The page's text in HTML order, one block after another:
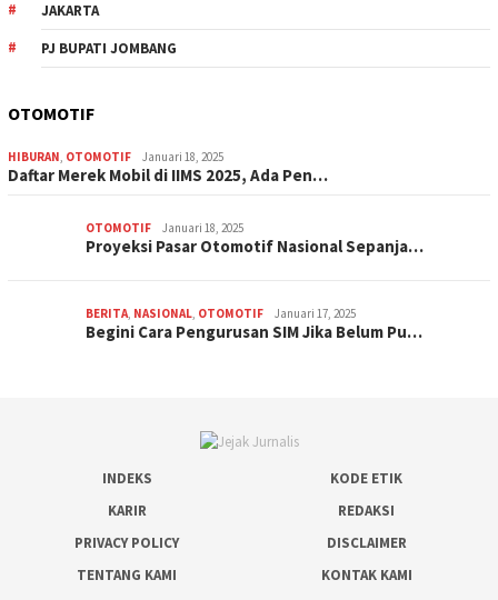
JAKARTA
PJ BUPATI JOMBANG
OTOMOTIF
HIBURAN, OTOMOTIF Januari 18, 2025
Daftar Merek Mobil di IIMS 2025, Ada Pen…
OTOMOTIF Januari 18, 2025
Proyeksi Pasar Otomotif Nasional Sepanja…
BERITA, NASIONAL, OTOMOTIF Januari 17, 2025
Begini Cara Pengurusan SIM Jika Belum Pu…
INDEKS
KODE ETIK
KARIR
REDAKSI
PRIVACY POLICY
DISCLAIMER
TENTANG KAMI
KONTAK KAMI